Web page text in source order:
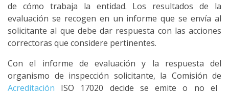
de cómo trabaja la entidad. Los resultados de la
evaluación se recogen en un informe que se envía al
solicitante al que debe dar respuesta con las acciones
correctoras que considere pertinentes.
Con el informe de evaluación y la respuesta del
organismo de inspección solicitante, la Comisión de
Acreditación ISO 17020 decide se emite o no el